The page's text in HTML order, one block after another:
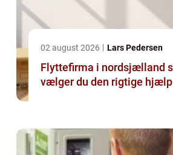
02 august 2026 Lars Pedersen
Flyttefirma i nordsjælland sådan
vælger du den rigtige hjælp